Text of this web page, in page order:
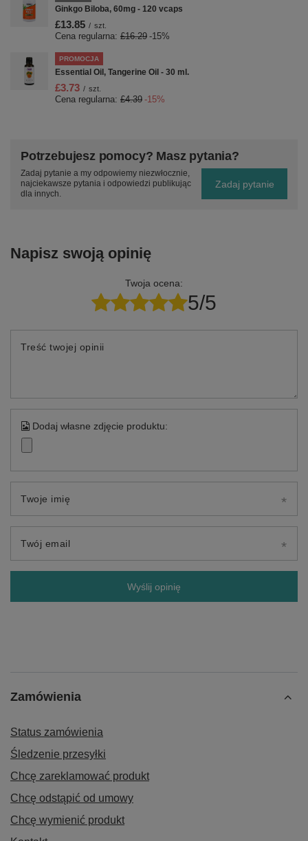
Ginkgo Biloba, 60mg - 120 vcaps
£13.85 / szt.
Cena regularna: £16.29 -15%
PROMOCJA
Essential Oil, Tangerine Oil - 30 ml.
£3.73 / szt.
Cena regularna: £4.39 -15%
Potrzebujesz pomocy? Masz pytania?
Zadaj pytanie a my odpowiemy niezwłocznie,
najciekawsze pytania i odpowiedzi publikując
dla innych.
Zadaj pytanie
Napisz swoją opinię
Twoja ocena:
5/5
Treść twojej opinii
Dodaj własne zdjęcie produktu:
Twoje imię
Twój email
Wyślij opinię
Zamówienia
Status zamówienia
Śledzenie przesyłki
Chcę zareklamować produkt
Chcę odstąpić od umowy
Chcę wymienić produkt